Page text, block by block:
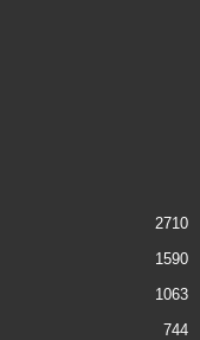
2710
1590
1063
744